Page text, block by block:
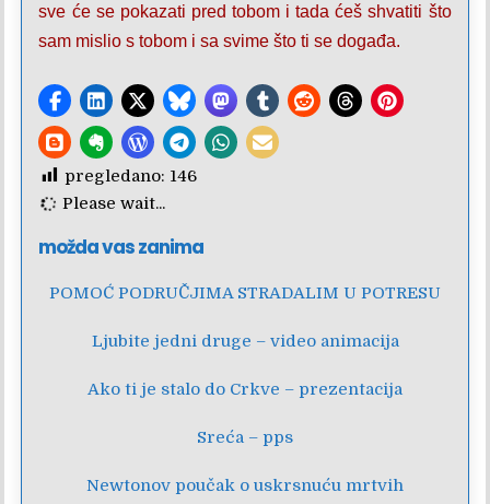
sve će se pokazati pred tobom i tada ćeš shvatiti što
sam mislio s tobom i sa svime što ti se događa.
pregledano: 146
Please wait...
možda vas zanima
POMOĆ PODRUČJIMA STRADALIM U POTRESU
Ljubite jedni druge – video animacija
Ako ti je stalo do Crkve – prezentacija
Sreća – pps
Newtonov poučak o uskrsnuću mrtvih